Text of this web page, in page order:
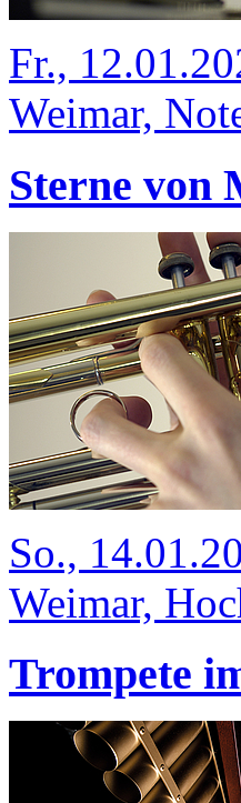
Fr.,
Weimar,
Sterne von
So.,
Weimar,
Trompete